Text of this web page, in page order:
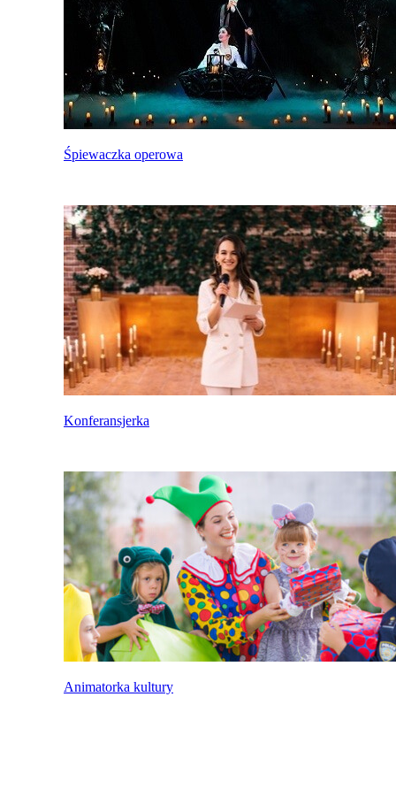
Śpiewaczka operowa
Konferansjerka
Animatorka kultury